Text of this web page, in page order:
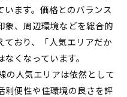
ます。価格とのバランス
象、周辺環境などを総合的
ており、「人気エリアだか
くなっています。
の人気エリアは依然として
利便性や住環境の良さを評